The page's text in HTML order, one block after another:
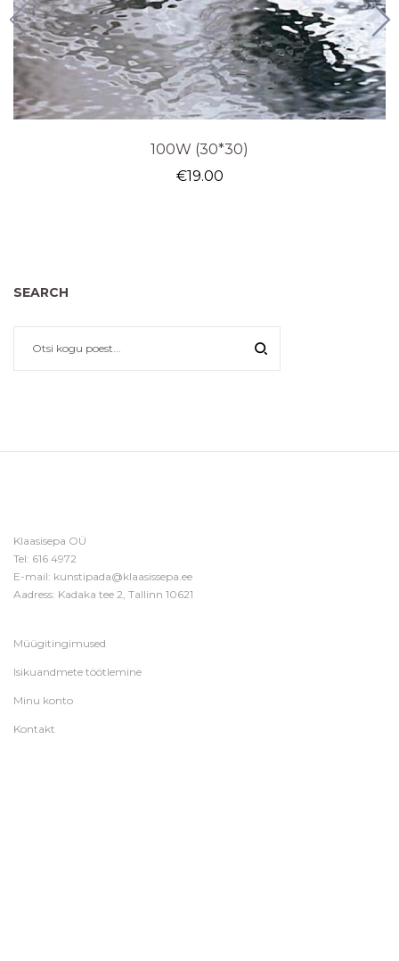
100W (30*30)
€19.00
SEARCH
Klaasisepa OÜ
Tel: 616 4972
E-mail: kunstipada@klaasissepa.ee
Aadress: Kadaka tee 2, Tallinn 10621
Müügitingimused
Isikuandmete töötlemine
Minu konto
Kontakt